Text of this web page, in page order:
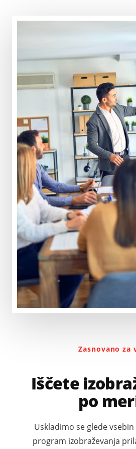
Zasnovano za
Iščete
po
Uskladimo se glede
program izobraževanja